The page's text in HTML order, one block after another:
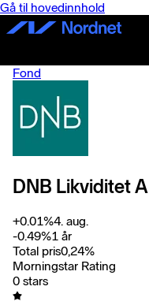
Gå til hovedinnhold
Fond
DNB Likviditet A
+0.01%4. aug.
-0.49%1 år
Total pris0,24%
Morningstar Rating
0 stars